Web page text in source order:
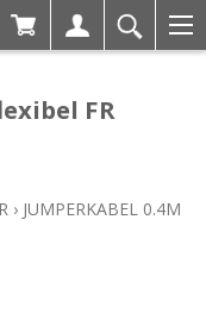
FR
› JUMPERKABEL 0.4M